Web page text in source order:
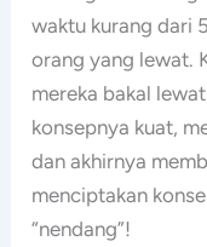
waktu kurang dari
orang yang lewat.
mereka bakal
konsepnya kuat,
dan akhirnya
menciptakan
“nendang”!